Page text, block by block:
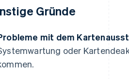
Gründe
mit dem
oder